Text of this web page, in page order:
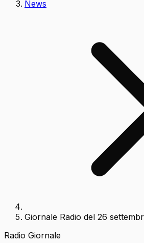
News
Giornale Radio del 26
Radio Giornale